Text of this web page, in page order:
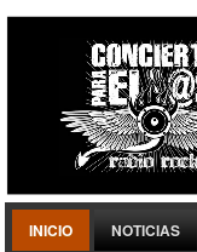
INICIO NOTICIAS